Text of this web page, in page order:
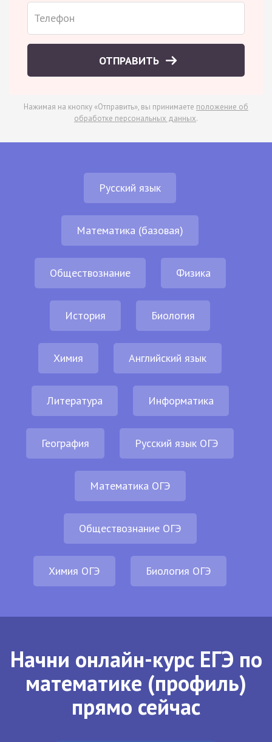
ОТПРАВИТЬ
Нажимая на кнопку «Отправить», вы принимаете положение об
обработке персональных данных.
Русский язык
Математика (базовая)
Обществознание Физика
История Биология
Химия Английский язык
Литература Информатика
География Русский язык ОГЭ
Математика ОГЭ
Обществознание ОГЭ
Химия ОГЭ Биология ОГЭ
Начни онлайн-курс ЕГЭ по
математике (профиль)
прямо сейчас